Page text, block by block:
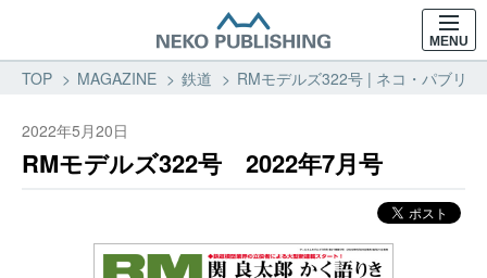
MENU
TOP MAGAZINE 鉄道 RMモデルズ322号 | ネコ・パブリ
2022年5月20日
RMモデルズ322号 2022年7月号